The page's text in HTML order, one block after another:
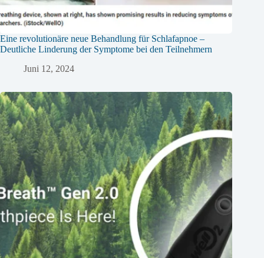
Eine revolutionäre neue Behandlung für Schlafapnoe –
Deutliche Linderung der Symptome bei den Teilnehmern
Juni 12, 2024